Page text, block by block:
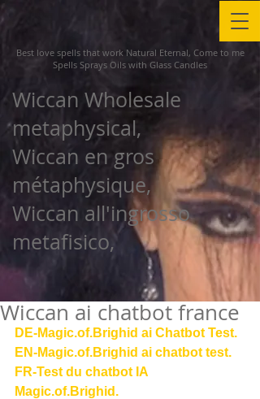
Best love spells that work Natural Eternal, Come to me
Spells Sprays Oils with Glass Candles
Wiccan Wholesale
metaphysical,
Wiccan en gros
métaphysique,
Wiccan all'ingrosso
metafisico,
Wiccan ai chatbot france
DE-Magic.of.Brighid ai Chatbot Test.
EN-Magic.of.Brighid ai chatbot test.
FR-Test du chatbot IA
Magic.of.Brighid.